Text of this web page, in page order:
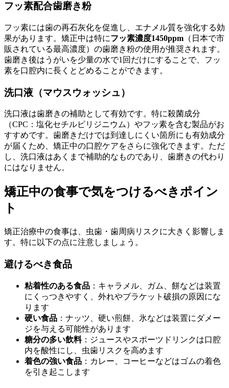
フッ素配合歯磨き粉
フッ素には歯の再石灰化を促進し、エナメル質を強化する効
果があります。矯正中は特にフッ素濃度1450ppm （日本で市
販されている最高濃度）の歯磨き粉の使用が推奨されます。
歯磨き後はうがいを少量の水で1回だけにすることで、フッ
素を口腔内に長くとどめることができます。
洗口液（マウスウォッシュ）
洗口液は歯磨きの補助として有効です。特に殺菌成分
（CPC：塩化セチルピリジニウム）やフッ素を含む製品がお
すすめです。歯磨きだけでは到達しにくい箇所にも有効成分
が届くため、矯正中の口腔ケアをさらに強化できます。ただ
し、洗口液はあくまで補助的なものであり、歯磨きの代わり
にはなりません。
矯正中の食事で気をつけるべきポイン
ト
矯正治療中の食事は、虫歯・歯周病リスクに大きく影響しま
す。特に以下の点に注意しましょう。
避けるべき食品
粘着性のある食品 ：キャラメル、ガム、餅などは装置
にくっつきやすく、外れやブラケット破損の原因にな
ります
硬い食品 ：ナッツ、硬い煎餅、氷などは装置にダメー
ジを与える可能性があります
糖分の多い飲料：ジュースやスポーツドリンクは口腔
内を酸性にし、虫歯リスクを高めます
着色の強い食品 ：カレー、コーヒーなどはゴムの着色
を引き起こします